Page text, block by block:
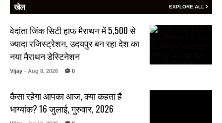
खेल EXPLORE ALL
वेदांता जिंक सिटी हाफ मैराथन में 5,500 से
ज्यादा रजिस्ट्रेशन, उदयपुर बन रहा देश का
नया मैराथन डेस्टिनेशन
Vijay - Aug 8, 2026 0
कैसा रहेगा आपका आज, क्या कहता है
भाग्यांक? 16 जुलाई, गुरुवार, 2026